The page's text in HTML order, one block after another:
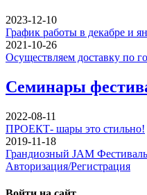
2023-12-10
График работы в декабре и
2021-10-26
Осуществляем доставку по
Семинары
2022-08-11
ПРОЕКТ- шары это стильно!
2019-11-18
Грандиозный JAM
Авторизация/Регистрация